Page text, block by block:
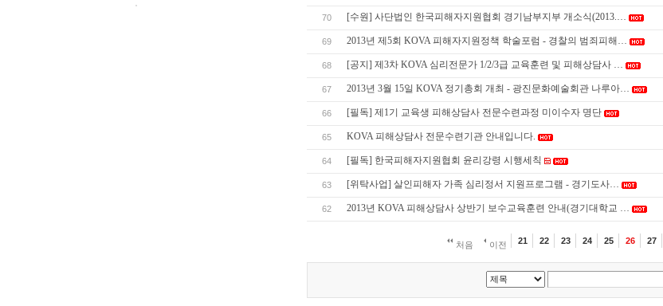
70 [수원] 사단법인 한국피해자지원협회 경기남부지부 개소식(2013.…
69 2013년 제5회 KOVA 피해자지원정책 학술포럼 - 경찰의 범죄피해…
68 [공지] 제3차 KOVA 심리전문가 1/2/3급 교육훈련 및 피해상담사 …
67 2013년 3월 15일 KOVA 정기총회 개최 - 광진문화예술회관 나루아…
66 [필독] 제1기 교육생 피해상담사 전문수련과정 미이수자 명단
65 KOVA 피해상담사 전문수련기관 안내입니다.
64 [필독] 한국피해자지원협회 윤리강령 시행세칙
63 [위탁사업] 살인피해자 가족 심리정서 지원프로그램 - 경기도사…
62 2013년 KOVA 피해상담사 상반기 보수교육훈련 안내(경기대학교 …
처음 이전 21 22 23 24 25 26 27